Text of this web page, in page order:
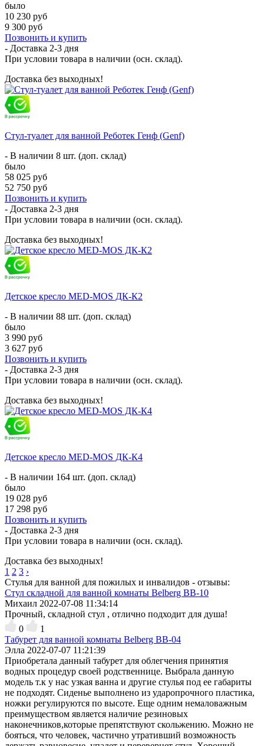
было
10 230 руб
9 300 руб
Позвонить и купить
- Доставка 2-3 дня
При условии товара в наличии (осн. склад).
Доставка без выходных!
Стул-туалет для ванной Реботек Генф (Genf)
- В наличии 8 шт. (доп. склад)
было
58 025 руб
52 750 руб
Позвонить и купить
- Доставка 2-3 дня
При условии товара в наличии (осн. склад).
Доставка без выходных!
Детское кресло MED-MOS ДК-К2
- В наличии 88 шт. (доп. склад)
было
3 990 руб
3 627 руб
Позвонить и купить
- Доставка 2-3 дня
При условии товара в наличии (осн. склад).
Доставка без выходных!
Детское кресло MED-MOS ДК-К4
- В наличии 164 шт. (доп. склад)
было
19 028 руб
17 298 руб
Позвонить и купить
- Доставка 2-3 дня
При условии товара в наличии (осн. склад).
Доставка без выходных!
1 2 3 ›
Стулья для ванной для пожилых и инвалидов - отзывы:
Стул складной для ванной комнаты Belberg BB-10
Михаил 2022-07-08 11:34:14
Прочный, складной стул , отлично подходит для душа!
0
1
Табурет для ванной комнаты Belberg BB-04
Элла 2022-07-07 11:21:39
Приобретала данный табурет для облегчения принятия
водных процедур своей родственнице. Выбрала данную
модель т.к у нас узкая ванна и другие стулья под ее габариты
не подходят. Сиденье выполнено из ударопрочного пластика,
ножки регулируются по высоте. Еще одним немаловажным
преимуществом является наличие резиновых
наконечников,которые препятствуют скольжению. Можно не
бояться, что человек, частично утративший возможность